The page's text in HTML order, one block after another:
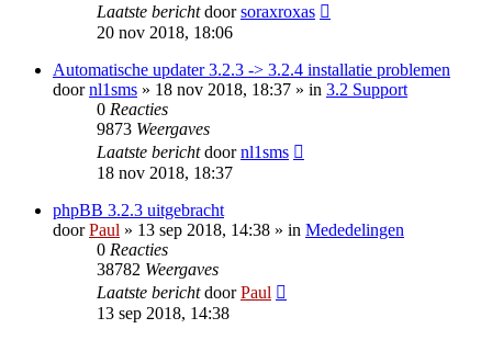
Laatste berichtdoorsoraxroxas
20 nov 2018, 18:06
Automatische updater 3.2.3 -> 3.2.4 installatie problemen
doornl1sms » 18 nov 2018, 18:37 » in 3.2 Support
0 Reacties
9873 Weergaves
Laatste berichtdoornl1sms
18 nov 2018, 18:37
phpBB 3.2.3 uitgebracht
doorPaul » 13 sep 2018, 14:38 » in Mededelingen
0 Reacties
38782 Weergaves
Laatste berichtdoorPaul
13 sep 2018, 14:38